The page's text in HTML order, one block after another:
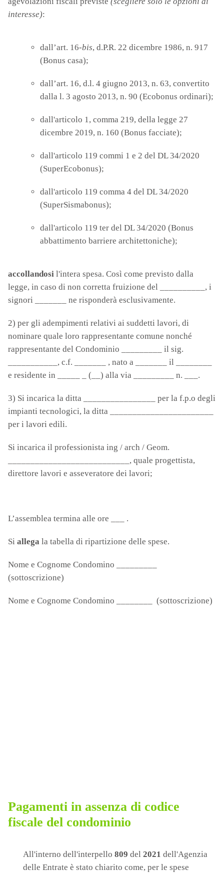
interesse):
dall’art. 16-bis, d.P.R. 22 dicembre 1986, n. 917
(Bonus casa);
dall’art. 16, d.l. 4 giugno 2013, n. 63, convertito
dalla l. 3 agosto 2013, n. 90 (Ecobonus ordinari);
dall'articolo 1, comma 219, della legge 27
dicembre 2019, n. 160 (Bonus facciate);
dall'articolo 119 commi 1 e 2 del DL 34/2020
(SuperEcobonus);
dall'articolo 119 comma 4 del DL 34/2020
(SuperSismabonus);
dall'articolo 119 ter del DL 34/2020 (Bonus
abbattimento barriere architettoniche);
accollandosi l'intera spesa. Così come previsto dalla
legge, in caso di non corretta fruizione del __________, i
signori _______ ne risponderà esclusivamente.
2) per gli adempimenti relativi ai suddetti lavori, di
nominare quale loro rappresentante comune nonché
rappresentante del Condominio _________ il sig.
___________, c.f. _______ , nato a _______ il ________
e residente in _____ _ (__) alla via _________ n. ___.
3) Si incarica la ditta ________________ per la f.p.o degli
impianti tecnologici, la ditta _______________________
per i lavori edili.
Si incarica il professionista ing / arch / Geom.
___________________________, quale progettista,
direttore lavori e asseveratore dei lavori;
L’assemblea termina alle ore ___ .
Si allega la tabella di ripartizione delle spese.
Nome e Cognome Condomino _________
Nome e Cognome Condomino ________ (sottoscrizione)
Pagamenti in assenza di codice
fiscale del condominio
All'interno dell'interpello 809 del 2021 dell'Agenzia
delle Entrate è stato chiarito come, per le spese